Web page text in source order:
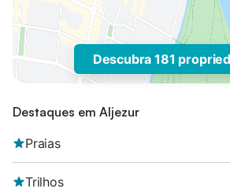
Descubra 181
Destaques em Aljezur
Praias
Trilhos